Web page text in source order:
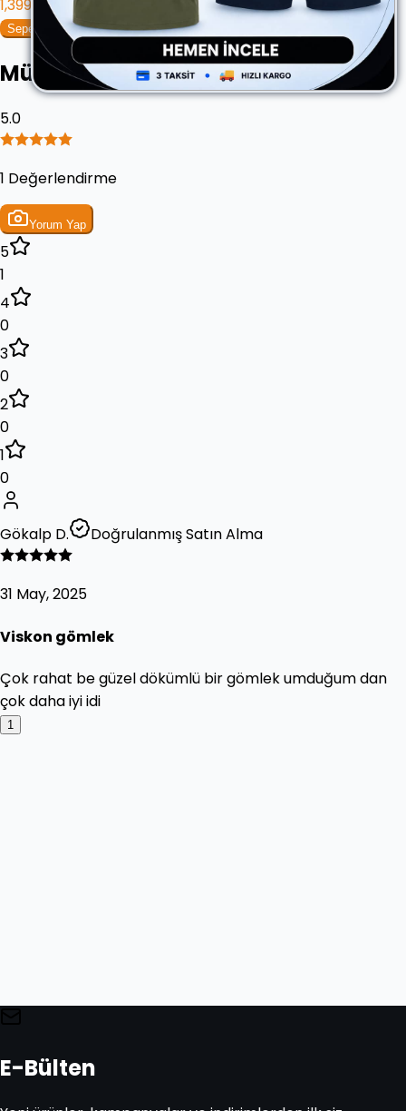
1,399.90 ₺
Sepete Ekle
Müşteri Yorumları
5.0
1 Değerlendirme
Yorum Yap
5
1
4
0
3
0
2
0
1
0
Gökalp D. Doğrulanmış Satın Alma
31 May, 2025
Viskon gömlek
Çok rahat be güzel dökümlü bir gömlek umduğum dan
çok daha iyi idi
1
E-Bülten